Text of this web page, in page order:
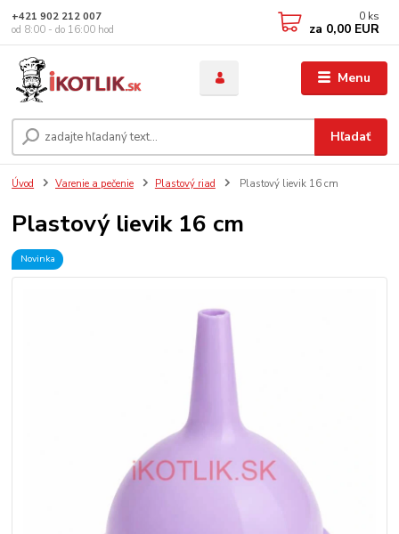
Menu
Hľadať
+421 902 212 007
od 8:00 - do 16:00 hod
0 ks
za 0,00 EUR
Úvod Varenie a pečenie Plastový riad Plastový lievik 16 cm
Plastový lievik 16 cm
Novinka